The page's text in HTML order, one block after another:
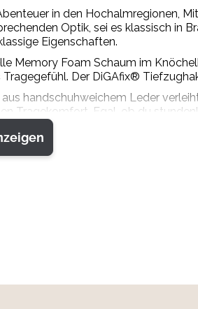
in den Hochalmregionen,
Optik, sei es klassisch in
Eigenschaften.
Memory Foam Schaum im
Der DiGAfix®
aus handschuhweichem Leder
Tragekomfort. Egal, ob du
cleats-grip Sohle mit ihrem
dein Abenteuer konzentrieren,